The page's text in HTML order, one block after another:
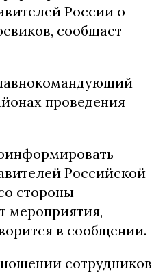
России о
сообщает
проведения
Российской
стороны
мероприятия,
в сообщении.
сотрудников